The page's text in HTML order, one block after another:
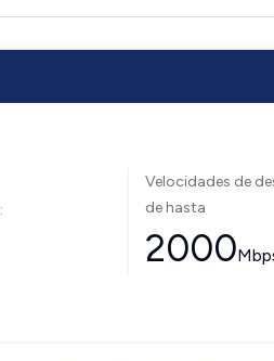
Velocidades de
de hasta
2000